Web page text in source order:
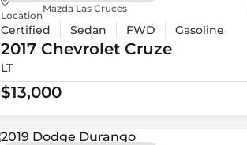
Location
Mazda Las Cruces
Certified Sedan FWD Gasoline
2017 ChevroletCruze
LT
$13,000